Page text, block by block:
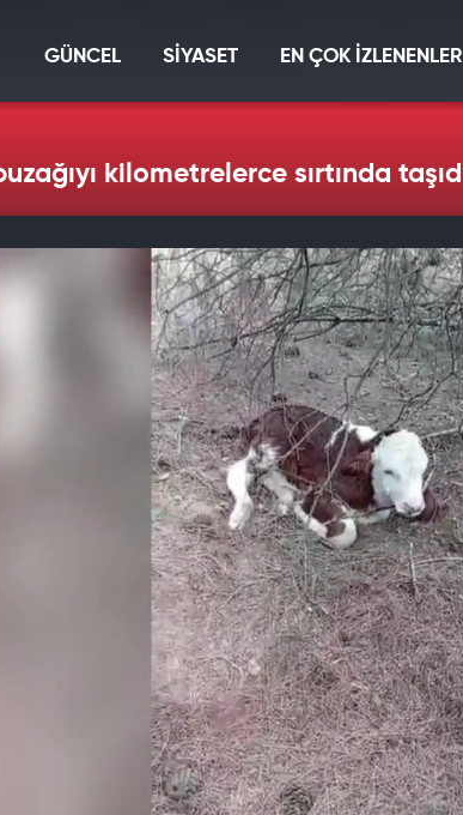
GÜNCEL SİYASET EN ÇOK İZLENENLER
kilometrelerce sırtında